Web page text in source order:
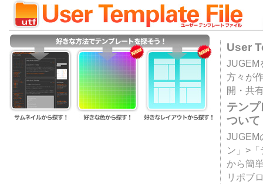
User
JUGEM
方々が
開・共
テン
ついて
JUGEM
ン」>
から簡
リポブ